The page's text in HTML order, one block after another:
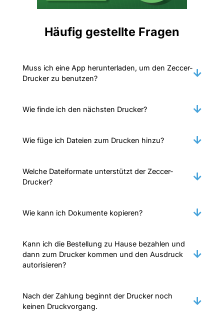
Häufig gestellte Fragen
Muss ich eine App herunterladen, um den Zeccer-
Drucker zu benutzen?
Wie finde ich den nächsten Drucker?
Wie füge ich Dateien zum Drucken hinzu?
Welche Dateiformate unterstützt der Zeccer-
Drucker?
Wie kann ich Dokumente kopieren?
Kann ich die Bestellung zu Hause bezahlen und
dann zum Drucker kommen und den Ausdruck
autorisieren?
Nach der Zahlung beginnt der Drucker noch
keinen Druckvorgang.